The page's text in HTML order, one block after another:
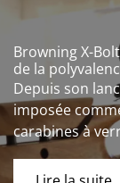
Browning X-
de la
Depuis son
imposée
carabines à